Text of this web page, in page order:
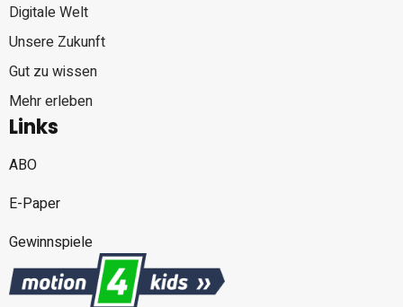
Digitale Welt
Unsere Zukunft
Gut zu wissen
Mehr erleben
Links
ABO
E-Paper
Gewinnspiele